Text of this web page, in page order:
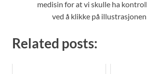
medisin for at vi skulle ha
ved å klikke på
Related posts: